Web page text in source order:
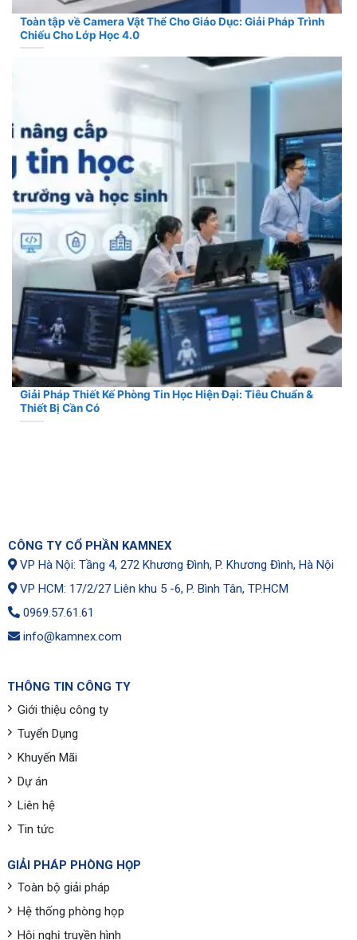
Toàn tập về Camera Vật Thể Cho Giáo Dục: Giải Pháp Trình
Chiếu Cho Lớp Học 4.0
Giải Pháp Thiết Kế Phòng Tin Học Hiện Đại: Tiêu Chuẩn &
Thiết Bị Cần Có
CÔNG TY CỔ PHẦN KAMNEX
VP Hà Nội: Tầng 4, 272 Khương Đình, P. Khương Đình, Hà Nội
VP HCM: 17/2/27 Liên khu 5 -6, P. Bình Tân, TP.HCM
0969.57.61.61
info@kamnex.com
THÔNG TIN CÔNG TY
Giới thiệu công ty
Tuyển Dụng
Khuyến Mãi
Dự án
Liên hệ
Tin tức
GIẢI PHÁP PHÒNG HỌP
Toàn bộ giải pháp
Hệ thống phòng họp
Hội nghị truyền hình